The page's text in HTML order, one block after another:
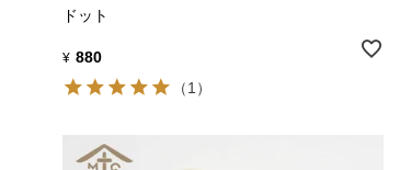
ドット
¥ 880
（1）